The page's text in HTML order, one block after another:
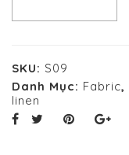
SKU: S09
Danh Mục: Fabric,
linen